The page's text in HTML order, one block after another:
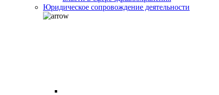
Юридическое сопровождение деятельности